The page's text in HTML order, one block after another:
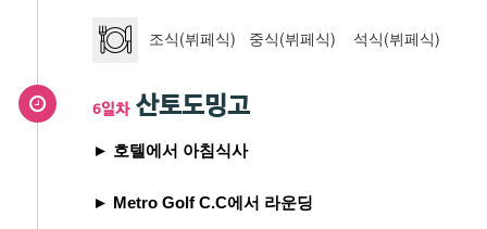
조식(뷔페식) 중식(뷔페식) 석식(뷔페식)
6일차산토도밍고
► 호텔에서 아침식사
► Metro Golf C.C에서 라운딩